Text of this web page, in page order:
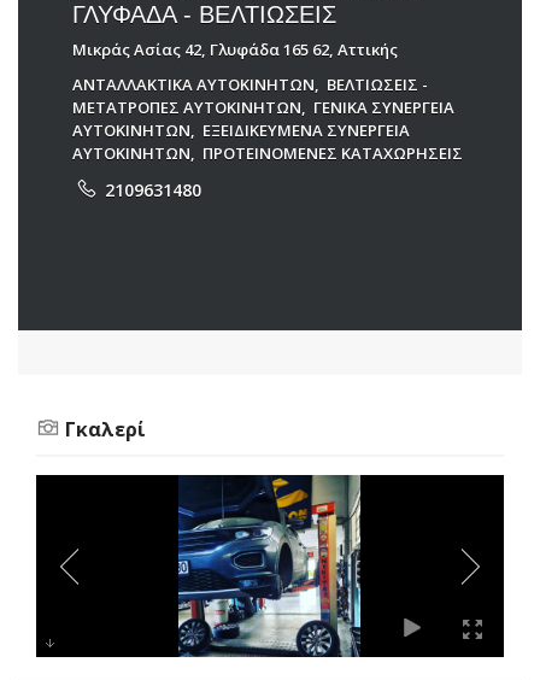
ΓΛΥΦΑΔΑ - ΒΕΛΤΙΩΣΕΙΣ
Μικράς Ασίας 42, Γλυφάδα 165 62, Αττικής
ΑΝΤΑΛΛΑΚΤΙΚΑ ΑΥΤΟΚΙΝΗΤΩΝ, ΒΕΛΤΙΩΣΕΙΣ -
ΜΕΤΑΤΡΟΠΕΣ ΑΥΤΟΚΙΝΗΤΩΝ, ΓΕΝΙΚΑ ΣΥΝΕΡΓΕΙΑ
ΑΥΤΟΚΙΝΗΤΩΝ, ΕΞΕΙΔΙΚΕΥΜΕΝΑ ΣΥΝΕΡΓΕΙΑ
ΑΥΤΟΚΙΝΗΤΩΝ, ΠΡΟΤΕΙΝΟΜΕΝΕΣ ΚΑΤΑΧΩΡΗΣΕΙΣ
2109631480
Γκαλερί